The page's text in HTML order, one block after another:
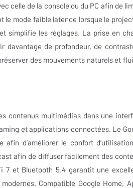
celle de la console ou du PC afin de
le mode faible latence lorsque le
simplifie les réglages. La prise en
davantage de profondeur, de
des mouvements naturels et
contenus multimédias dans une
et applications connectées. Le
d’améliorer le confort
afin de diffuser facilement des
7 et Bluetooth 5.4 garantit une
Compatible Google Home,